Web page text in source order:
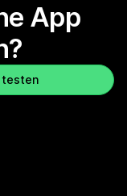
App
testen